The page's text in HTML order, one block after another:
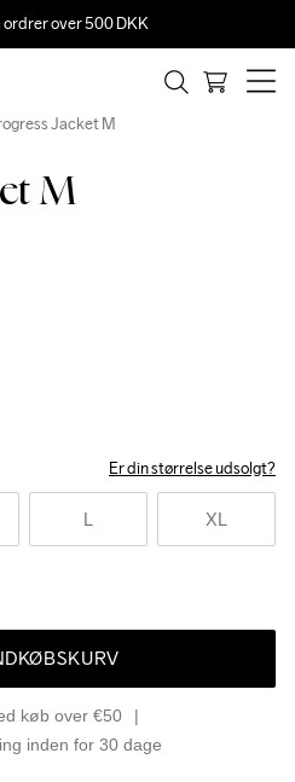
over 500 DKK
M
Er din størrelse udsolgt?
L XL
køb over €50
inden for 30 dage
Jacket M